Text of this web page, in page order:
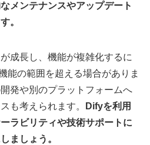
メンテナンスやアップデート
。
成長し、機能が複雑化するに
能の範囲を超える場合がありま
発や別のプラットフォームへ
も考えられます。
Difyを利用
ラビリティや技術サポートに
ましょう。